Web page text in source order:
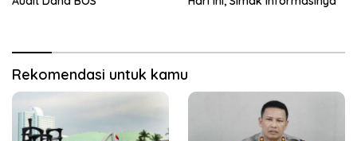
Rekomendasi untuk kamu